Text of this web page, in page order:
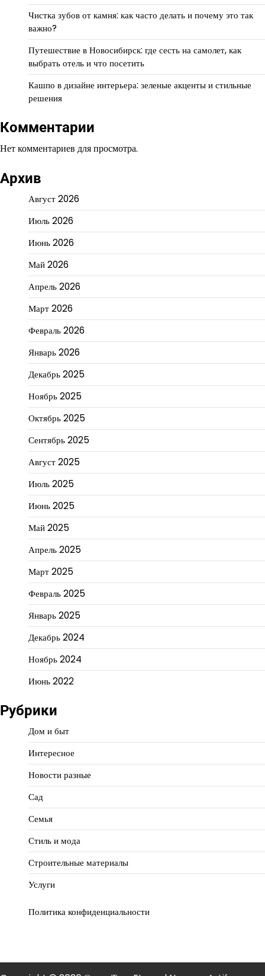
Чистка зубов от камня: как часто делать и почему это так
важно?
Путешествие в Новосибирск: где сесть на самолет, как
выбрать отель и что посетить
Кашпо в дизайне интерьера: зеленые акценты и стильные
решения
Комментарии
Нет комментариев для просмотра.
Архив
Август 2026
Июль 2026
Июнь 2026
Май 2026
Апрель 2026
Март 2026
Февраль 2026
Январь 2026
Декабрь 2025
Ноябрь 2025
Октябрь 2025
Сентябрь 2025
Август 2025
Июль 2025
Июнь 2025
Май 2025
Апрель 2025
Март 2025
Февраль 2025
Январь 2025
Декабрь 2024
Ноябрь 2024
Июнь 2022
Рубрики
Дом и быт
Интересное
Новости разные
Сад
Семья
Стиль и мода
Строительные материалы
Услуги
Политика конфиденциальности